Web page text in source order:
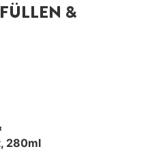
&
280ml